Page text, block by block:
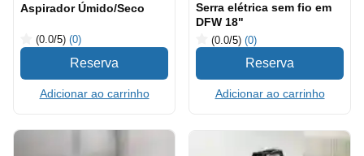
Aspirador Úmido/Seco
(0.0/5) (0)
Adicionar ao carrinho
Serra elétrica sem fio em
DFW 18"
(0.0/5) (0)
Adicionar ao carrinho